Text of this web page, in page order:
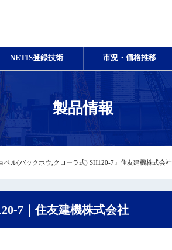
NETIS登録技術 市況・価格推移
製品情報
ベル(バックホウ,クローラ式) SH120-7』住友建機株式会社
7｜住友建機株式会社